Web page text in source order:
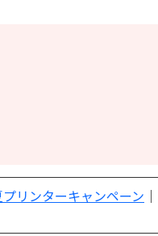
リンターキャンペーン ｜